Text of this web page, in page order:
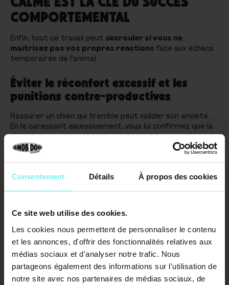
Consentement Détails À propos des cookies
Ce site web utilise des cookies.
Les cookies nous permettent de personnaliser le contenu
et les annonces, d'offrir des fonctionnalités relatives aux
médias sociaux et d'analyser notre trafic. Nous
partageons également des informations sur l'utilisation de
notre site avec nos partenaires de médias sociaux, de
COMPORTEMENTAL
Enfin, tout ce travail peut s'écrouler si vous ne
maîtrisez pas vos propres réactions face aux échecs
temporaires de l'animal.
Éviter le réconfort excessif et les
punitions contre-productives
Rassurer un chien qui tremble peut valider son anxiété.
En le caressant excessivement, vous lui confirmez que la
situation est grave. Votre intention est bonne, mais
l'effet est inverse
Bannissez les méthodes coercitives comme la soumission
physique. Selon les conseils pour
gagner la confiance d'un
Face aux aboiements, restez neutre. Éloignez-vous
indifférence face au stimulus stressant est un signal
de sécurité puissant .
La punition sur un chien peureux est le